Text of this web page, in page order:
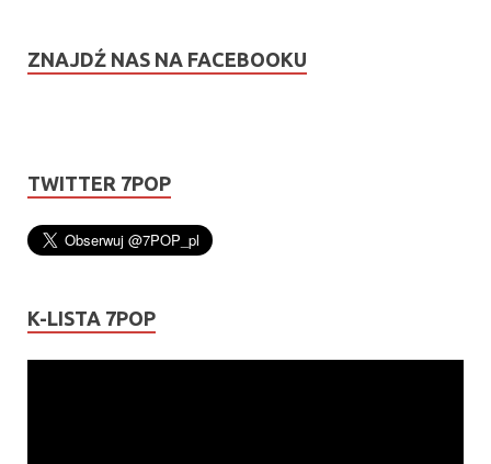
ZNAJDŹ NAS NA FACEBOOKU
TWITTER 7POP
K-LISTA 7POP